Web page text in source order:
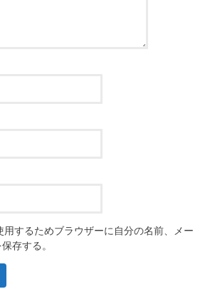
用するためブラウザーに自分の名前、メー
存する。